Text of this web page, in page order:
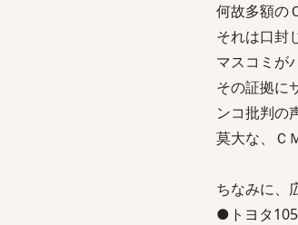
何故多額の
それは口封
マスコミが
その証拠に
ンコ批判の
莫大な、Ｃ
ちなみに、
●トヨタ